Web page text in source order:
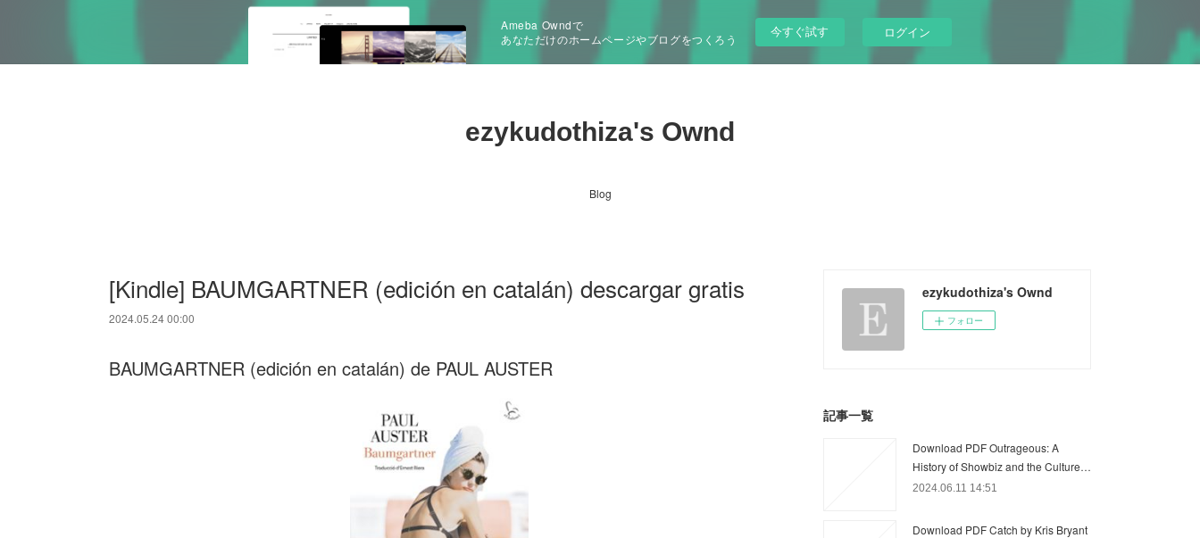
Ameba Owndで
あなただけのホームページやブログをつくろう
今すぐ試す ログイン
ezykudothiza's Ownd
Blog
[Kindle] BAUMGARTNER (edición en catalán) descargar gratis
2024.05.24 00:00
BAUMGARTNER (edición en catalán) de PAUL AUSTER
ezykudothiza's Ownd
フォロー
記事一覧
Download PDF Outrageous: A
History of Showbiz and the Culture…
2024.06.11 14:51
Download PDF Catch by Kris Bryant